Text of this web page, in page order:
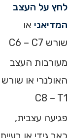
לחץ על העצב
המדיאני או
שורש C6 – C7
מעורבות העצב
האולנרי או שורש
C8 – T1
פגיעה עצבית,
כאב גידי או בעיית